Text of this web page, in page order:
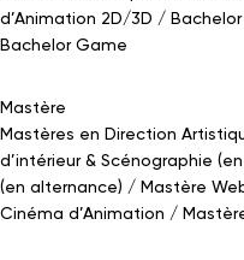
d’Animation 2D/3D
Bachelor Game
Mastère
Mastères en Direction
d’intérieur& Scénographie
(en alternance)
Mastère
Cinéma d’Animation